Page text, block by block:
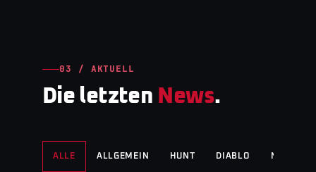
03 / AKTUELL
Die letzten News.
ALLE ALLGEMEIN HUNT DIABLO NO